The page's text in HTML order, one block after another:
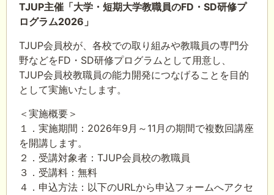
TJUP主催「大学・短期大学教職員のFD・SD研修プ
ログラム2026」
TJUP会員校が、各校での取り組みや教職員の専門分
野などをFD ・ SD研修プログラムとして用意し、
TJUP会員校教職員の能力開発につなげることを目的
として実施いたします。
＜実施概要＞
１．実施期間： 2026年9月～ 11月の期間で複数回講座
を開講します。
２．受講対象者： TJUP会員校の教職員
３．受講料：無料
４．申込方法：以下のURLから申込フォームへアクセ